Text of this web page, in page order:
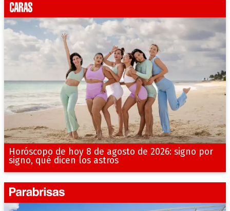
Horóscopo de hoy 8 de agosto de 2026: signo por
signo, qué dicen los astros